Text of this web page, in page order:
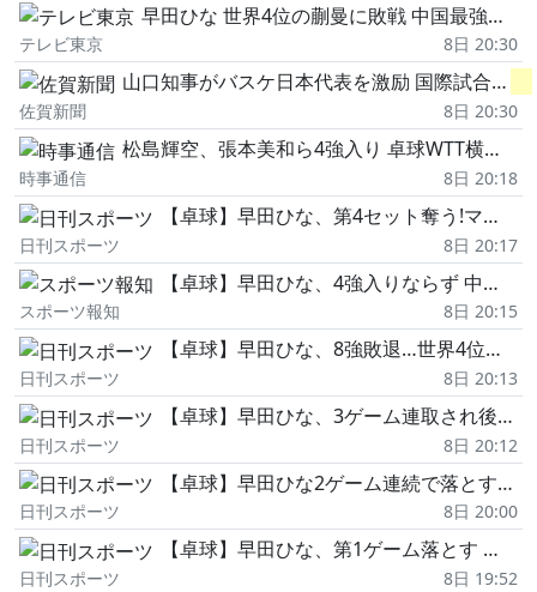
早田ひな 世界4位の蒯曼に敗戦 中国最強サウスポーから連勝ならず【卓球 WTT横浜】
テレビ東京 8日 20:30
山口知事がバスケ日本代表を激励 国際試合「
佐賀新聞 8日 20:30
松島輝空、張本美和ら4強入り 卓球WTT横浜大会
時事通信 8日 20:18
【卓球】早田ひな、第4セット奪う!マッチポイント…
日刊スポーツ 8日 20:17
【卓球】早田ひな、4強入りならず 中国の左のエース蒯曼に1―4で敗れる…WTTチャンピオンズ横浜
スポーツ報知 8日 20:15
【卓球】早田ひな、8強敗退…世界4位中国選手に敗…
日刊スポーツ 8日 20:13
【卓球】早田ひな、3ゲーム連取され後がなくなる 7連続失点を喫するなど主導権を握られる
日刊スポーツ 8日 20:12
【卓球】早田ひな2ゲーム連続で落とす 左右に振られる展開に苦しみ最後は8-11
日刊スポーツ 8日 20:00
【卓球】早田ひな、第1ゲーム落とす 一進一退の展開も終盤連続失点し最後は7-11
日刊スポーツ 8日 19:52